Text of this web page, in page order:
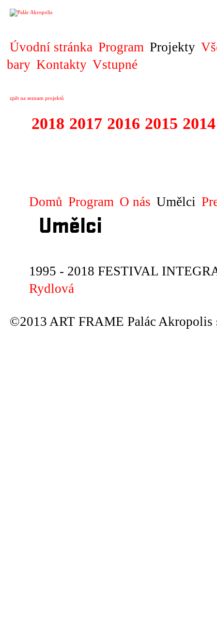
Úvodní stránka Program Projekty
bary Kontakty Vstupné
zpět na seznam projektů
2018 2017 2016 2015 2014
Domů Program O nás Umělci
Umělci
1995 - 2018 FESTIVAL
Rydlová
©2013 ART FRAME Palác Akropolis